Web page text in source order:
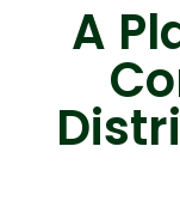
A